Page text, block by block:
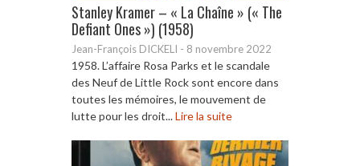
Stanley Kramer – « La Chaîne » (« The
Defiant Ones ») (1958)
Jean-François DICKELI - 8 novembre 2022
1958. L’affaire Rosa Parks et le scandale
des Neuf de Little Rock sont encore dans
toutes les mémoires, le mouvement de
lutte pour les droit...Lire la suite